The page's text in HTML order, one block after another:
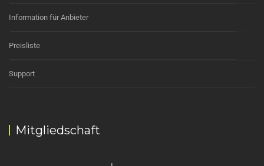
Information für Anbieter
Preisliste
Support
Mitgliedschaft